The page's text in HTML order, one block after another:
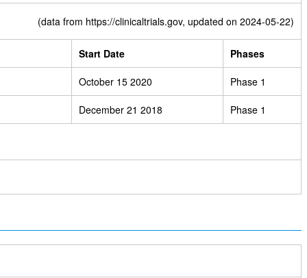
(data from https://clinicaltrials.gov, updated on 2024-05-22)
Start Date Phases
October 15 2020 Phase 1
December 21 2018 Phase 1